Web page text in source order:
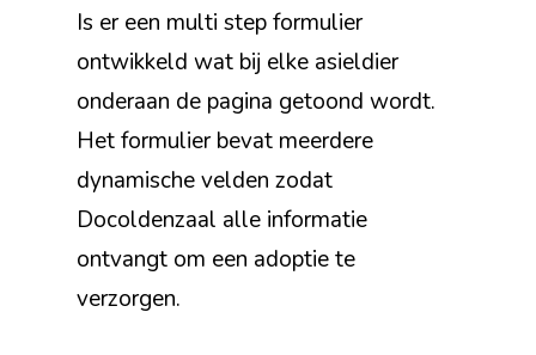
Is er een multi step formulier
ontwikkeld wat bij elke asieldier
onderaan de pagina getoond wordt.
Het formulier bevat meerdere
dynamische velden zodat
Docoldenzaal alle informatie
ontvangt om een adoptie te
verzorgen.